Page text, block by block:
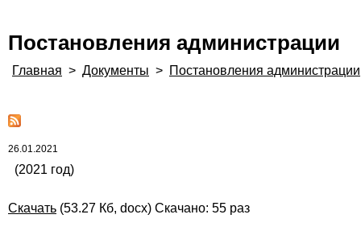
Постановления администрации
Главная > Документы > Постановления администрации
26.01.2021
(2021 год)
Скачать (53.27 Кб, docx) Скачано: 55 раз